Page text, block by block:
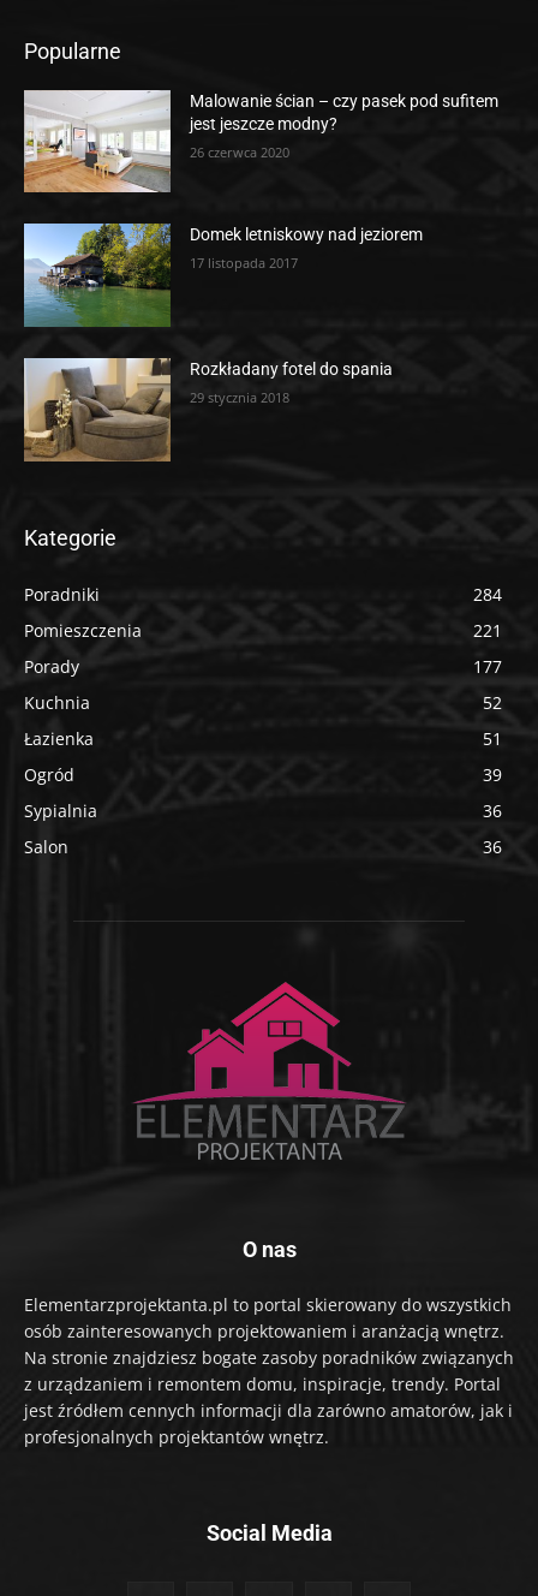
Popularne
Malowanie ścian – czy pasek pod sufitem
jest jeszcze modny?
26 czerwca 2020
Domek letniskowy nad jeziorem
17 listopada 2017
Rozkładany fotel do spania
29 stycznia 2018
Kategorie
Poradniki
284
Pomieszczenia
221
Porady
177
Kuchnia
52
Łazienka
51
Ogród
39
Sypialnia
36
Salon
36
O nas
Elementarzprojektanta.pl to portal skierowany do wszystkich
osób zainteresowanych projektowaniem i aranżacją wnętrz.
Na stronie znajdziesz bogate zasoby poradników związanych
z urządzaniem i remontem domu, inspiracje, trendy. Portal
jest źródłem cennych informacji dla zarówno amatorów, jak i
profesjonalnych projektantów wnętrz.
Social Media